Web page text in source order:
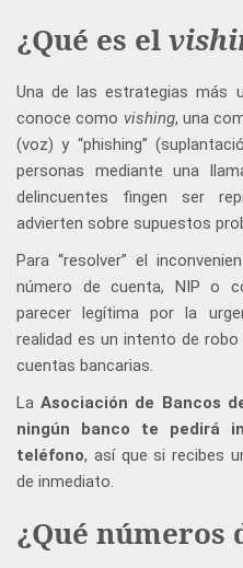
¿Qué es el
Una de las estrategias más
conoce como vishing, una
(voz) y “phishing”
personas mediante una
delincuentes fingen ser
advierten sobre supuestos
Para “resolver” el
número de cuenta, NIP o
parecer legítima por la
realidad es un intento de
cuentas bancarias.
LaAsociación de Bancos
ningún banco te pedirá
teléfono, así que si recibes
de inmediato.
¿Qué números